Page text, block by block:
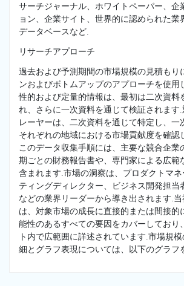
サーチジャーナル、ホワイトペーパー、企
ョン、企業サイト、世界的に認められた業
データベースなど.
リサーチアプローチ
過去および予測期間の市場規模の見積もり
ンおよびボトムアップのアプローチを使用
性的および定量的情報は、最初は二次資料
れ、さらに一次資料を通じて検証されます
レーヤーは、二次資料を通じて特定し、一
それぞれの地域における市場貢献度を確認
このデータ収集手順には、主要な競合企業
期ごとの財務報告書や、専門家による広範
含まれます.市場の洞察は、プロダクトマ
ティングディレクター、ビジネス開発担当
などの業界リーダーから導き出されます.当
は、対象市場の成長に直接的または間接的
能性のあるすべての要因をカバーしており
ト内で広範囲に詳述されています.市場規
細とグラフ表現については、以下のグラフ